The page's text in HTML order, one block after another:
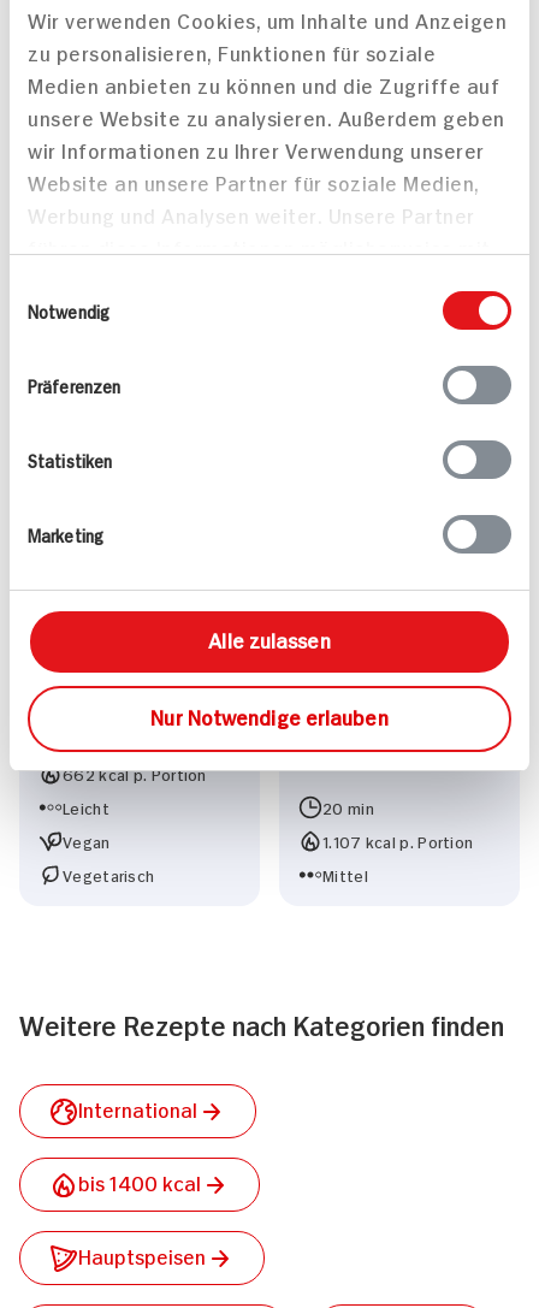
Wir verwenden Cookies, um Inhalte und Anzeigen
zu personalisieren, Funktionen für soziale
Medien anbieten zu können und die Zugriffe auf
unsere Website zu analysieren. Außerdem geben
wir Informationen zu Ihrer Verwendung unserer
Website an unsere Partner für soziale Medien,
Werbung und Analysen weiter. Unsere Partner
bereitgestellt haben oder die sie im Rahmen
Notwendig
Präferenzen
Statistiken
Marketing
Alle zulassen
Nur Notwendige erlauben
8.49
PREIS
4.
Alle Rezepte Mehr
Pikante Nackensteaks
622 kcal p. Portion
Mandel-Rotbarsch
725 kcal p. Portion
662 kcal p. Portion
Leicht
Vegan
Vegetarisch
Koreanisches
20 min
1.107 kcal p. Portion
Mittel
Weitere Rezepte nach Kategorien finden
International
bis 1400 kcal
Hauptspeisen